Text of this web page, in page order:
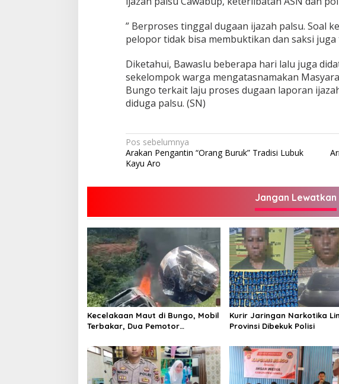
” Berproses tinggal dugaan ijazah palsu. Soal
pelopor tidak bisa membuktikan dan saksi
Diketahui, Bawaslu beberapa hari lalu juga
sekelompok warga mengatasnamakan
Bungo terkait laju proses dugaan laporan
diduga palsu. (SN)
Navigasi
pos
Pos sebelumnya
Arakan Pengantin “Orang Buruk” Tradisi Lubuk
Kayu Aro
Jangan Lewatkan
Kecelakaan Maut di Bungo, Mobil
Terbakar, Dua Pemotor
Kurir Jaringan Narkotika
Provinsi Dibekuk Polisi